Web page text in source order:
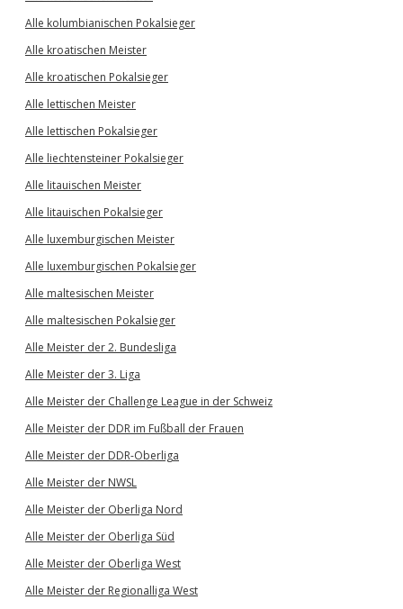
Alle kolumbianischen Pokalsieger
Alle kroatischen Meister
Alle kroatischen Pokalsieger
Alle lettischen Meister
Alle lettischen Pokalsieger
Alle liechtensteiner Pokalsieger
Alle litauischen Meister
Alle litauischen Pokalsieger
Alle luxemburgischen Meister
Alle luxemburgischen Pokalsieger
Alle maltesischen Meister
Alle maltesischen Pokalsieger
Alle Meister der 2. Bundesliga
Alle Meister der 3. Liga
Alle Meister der Challenge League in der Schweiz
Alle Meister der DDR im Fußball der Frauen
Alle Meister der DDR-Oberliga
Alle Meister der NWSL
Alle Meister der Oberliga Nord
Alle Meister der Oberliga Süd
Alle Meister der Oberliga West
Alle Meister der Regionalliga West